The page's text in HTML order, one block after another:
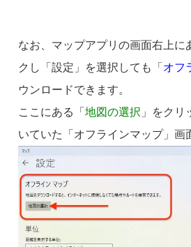
なお、マップアプリの画面右上
クし「設定」を選択しても「 オフ
ウンロードできます。
ここにある「 地図の選択 」をクリ
いていた「オフラインマップ」画